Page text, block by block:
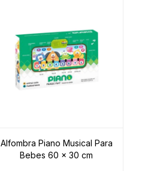
Alfombra Piano Musical Para
Bebes 60 x 30 cm